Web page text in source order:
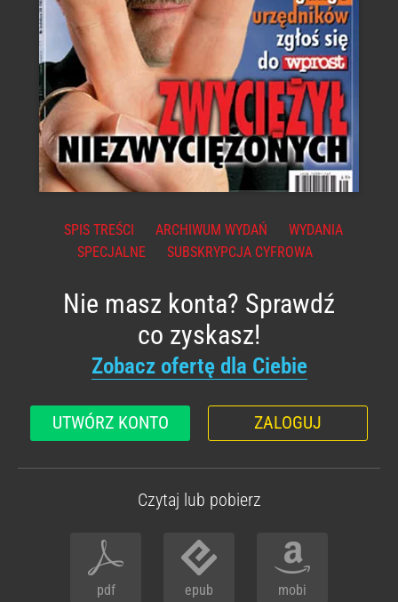
SPIS TREŚCI ARCHIWUM WYDAŃ
WYDANIA
SPECJALNE
SUBSKRYPCJA CYFROWA
Nie masz konta? Sprawdź
co zyskasz!
Zobacz ofertę dla Ciebie
UTWÓRZ KONTO ZALOGUJ
Czytaj lub pobierz
pdf epub mobi